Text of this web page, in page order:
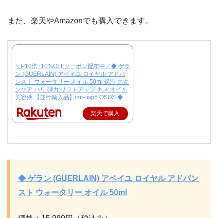
また、楽天やAmazonでも購入できます。
＼P10倍+10%OFFクーポン配布中／◆ ゲラ
ン (GUERLAIN) アベイユ ロイヤル アドバ
ンスト ウォータリー オイル 50ml 保湿 スキ
ンケア ハリ 弾力 リフトアップ キメ オイル
美容液 【並行輸入品】imr- isp5 OSOS ◆
楽天で購入
◆ ゲラン (GUERLAIN) アベイユ ロイヤル アドバン
スト ウォータリー オイル 50ml